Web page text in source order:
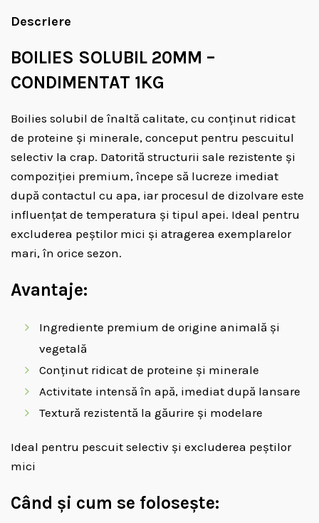
Descriere
BOILIES SOLUBIL 20MM –
CONDIMENTAT 1KG
Boilies solubil de înaltă calitate, cu conținut ridicat
de proteine și minerale, conceput pentru pescuitul
selectiv la crap. Datorită structurii sale rezistente și
compoziției premium, începe să lucreze imediat
după contactul cu apa, iar procesul de dizolvare este
influențat de temperatura și tipul apei. Ideal pentru
excluderea peștilor mici și atragerea exemplarelor
mari, în orice sezon.
Avantaje:
Ingrediente premium de origine animală și
vegetală
Conținut ridicat de proteine și minerale
Activitate intensă în apă, imediat după lansare
Textură rezistentă la găurire și modelare
Ideal pentru pescuit selectiv și excluderea peștilor
mici
Când și cum se folosește: